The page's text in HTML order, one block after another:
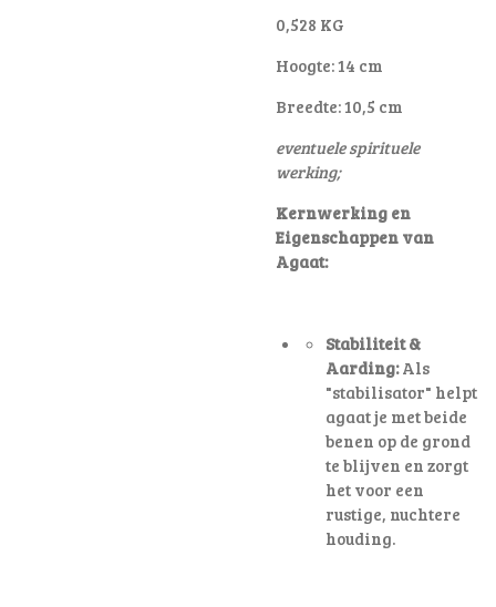
0,528 KG
Hoogte: 14 cm
Breedte: 10,5 cm
eventuele spirituele
werking;
Kernwerking en
Eigenschappen van
Agaat:
Stabiliteit &
Aarding:Als
"stabilisator" helpt
agaat je met beide
benen op de grond
te blijven en zorgt
het voor een
rustige, nuchtere
houding.